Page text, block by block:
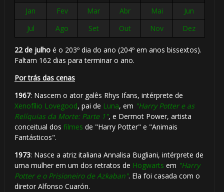
Jan Fev Mar Abr Mai
Jun
Jul
Ago Set Out Nov Dez
22 de julhoé o 203º dia do ano (204º em anos bissextos).
Faltam 162 dias para terminar o ano.
Por trás das cenas
1967: Nascem o ator galês Rhys Ifans, intérprete de
Xenofílio Lovegood, pai de Luna, em "Harry Potter e as
Relíquias da Morte: Parte 1", e Dermot Power, artista
conceitual dos filmes de "Harry Potter" e "Animais
Fantásticos".
1973: Nasce a atriz italiana Annalisa Bugliani, intérprete de
uma mulher em um dos retratos de Hogwarts em "Harry
Potter e o Prisioneiro de Azkaban". Ela foi casada com o
diretor Alfonso Cuarón.